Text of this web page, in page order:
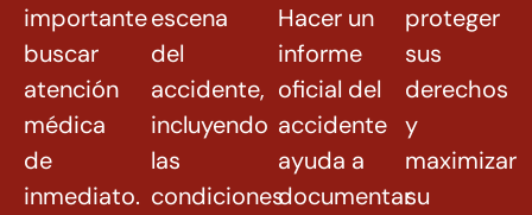
importante
buscar
atención
médica
de
inmediato.
escena
del
accidente,
incluyendo
las
condiciones
Hacer un
informe
oficial del
accidente
ayuda a
documentar
proteger
sus
derechos
y
maximizar
su